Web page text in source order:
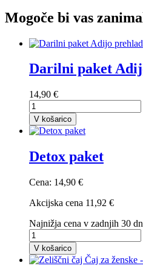
Mogoče bi vas
Darilni paket
14,90 €
V košarico
Detox paket
Cena: 14,90 €
Akcijska cena 11,92 €
Najnižja cena v zadnjih 30
V košarico